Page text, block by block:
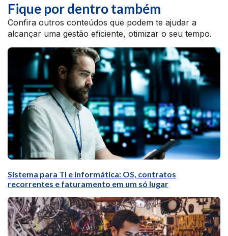
Fique por dentro também
Confira outros conteúdos que podem te ajudar a
alcançar uma gestão eficiente, otimizar o seu tempo.
Sistema para TI e informática: OS, contratos
recorrentes e faturamento em um só lugar